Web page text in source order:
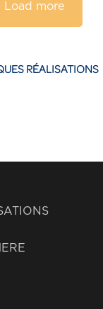
Load more
RÉALISATIONS